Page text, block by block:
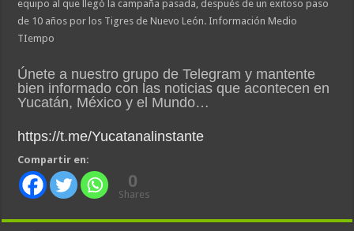
equipo al que llegó la campaña pasada, después de un exitoso paso
de 10 años por los Tigres de Nuevo León. Información Medio
TIempo
Únete a nuestro grupo de Telegram y mantente
bien informado con las noticias que acontecen en
Yucatán, México y el Mundo…
https://t.me/Yucatanalinstante
Compartir en:
0
Shares